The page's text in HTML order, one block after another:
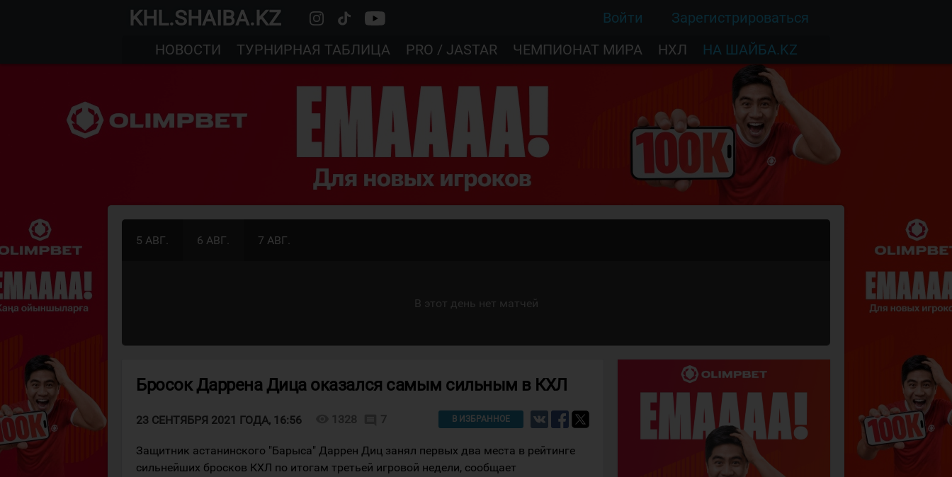
KHL.SHAIBA.KZ Войти
Зарегистрироваться
НОВОСТИ
ТУРНИРНАЯ ТАБЛИЦА PRO / JASTAR ЧЕМПИОНАТ МИРА НХЛ НА ШАЙБА.KZ
5 АВГ. 6 АВГ. 7 АВГ.
В этот день нет матчей
Бросок Даррена Дица оказался самым сильным в КХЛ
23 СЕНТЯБРЯ 2021 ГОДА, 16:56 1328 7 В ИЗБРАННОЕ
Защитник астанинского "Барыса" Даррен Диц занял первых два места в рейтинге
сильнейших бросков КХЛ по итогам третьей игровой недели, сообщает